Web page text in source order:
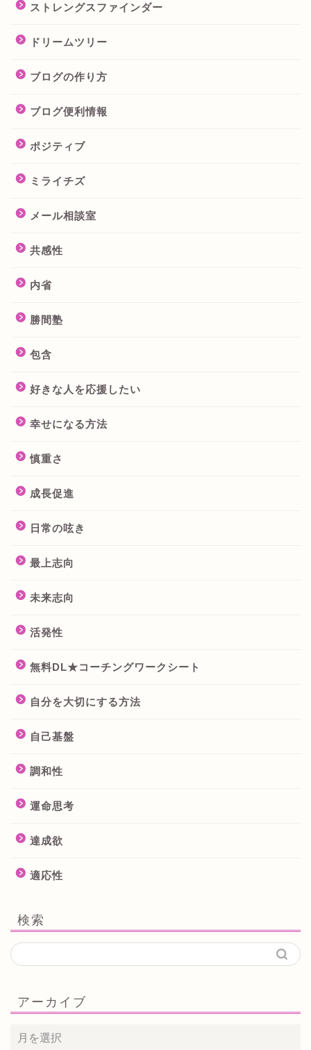
ストレングスファインダー
ドリームツリー
ブログの作り方
ブログ便利情報
ポジティブ
ミライチズ
メール相談室
共感性
内省
勝間塾
包含
好きな人を応援したい
幸せになる方法
慎重さ
成長促進
日常の呟き
最上志向
未来志向
活発性
無料DL★コーチングワークシート
自分を大切にする方法
自己基盤
調和性
運命思考
達成欲
適応性
検索
アーカイブ